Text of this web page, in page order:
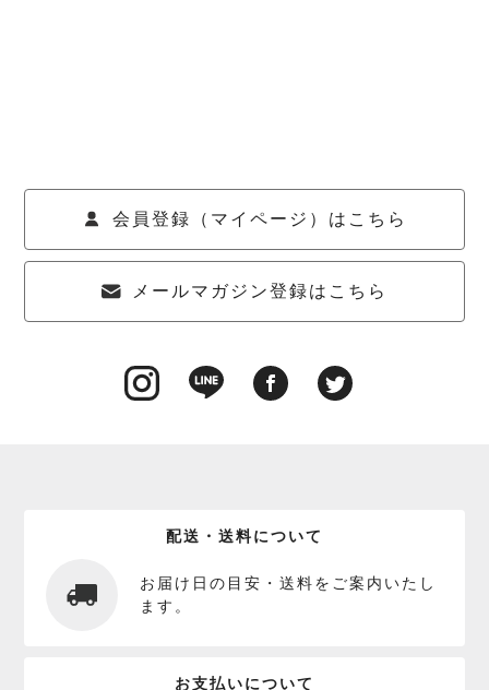
会員登録（マイページ）はこちら
メールマガジン登録はこちら
配送・送料について
お届け日の目安・送料をご案内いたし
ます。
お支払いについて